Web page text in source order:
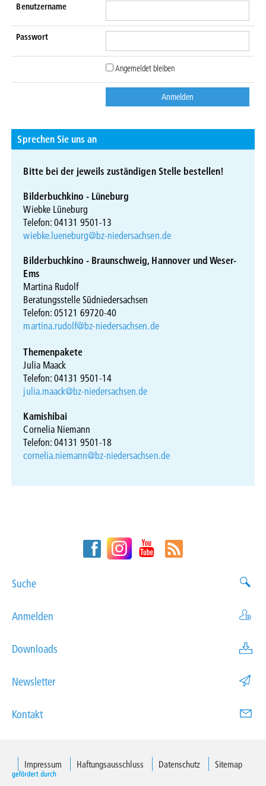
Benutzername
Passwort
Angemeldet bleiben
Sprechen Sie uns an
Bitte bei der jeweils zuständigen Stelle bestellen!
Bilderbuchkino - Lüneburg
Wiebke Lüneburg
Telefon: 04131 9501-13
wiebke.lueneburg@bz-niedersachsen.de
Bilderbuchkino - Braunschweig, Hannover und Weser-
Ems
Martina Rudolf
Beratungsstelle Südniedersachsen
Telefon: 05121 69720-40
martina.rudolf@bz-niedersachsen.de
Themenpakete
Julia Maack
Telefon: 04131 9501-14
julia.maack@bz-niedersachsen.de
Kamishibai
Cornelia Niemann
Telefon: 04131 9501-18
cornelia.niemann@bz-niedersachsen.de
Suche
Anmelden
Downloads
Newsletter
Kontakt
Impressum Haftungsausschluss Datenschutz Sitemap